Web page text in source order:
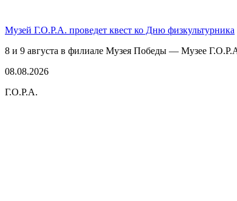
Музей Г.О.Р.А. проведет квест ко Дню физкультурника
8 и 9 августа в филиале Музея Победы — Музее
08.08.2026
Г.О.Р.А.